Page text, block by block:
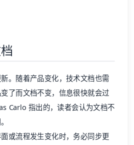
。随着产品变化，技术文档也需
了而文档不变，信息很快就会过
Carlo 指出的，读者会认为文档不
或流程发生变化时，务必同步更